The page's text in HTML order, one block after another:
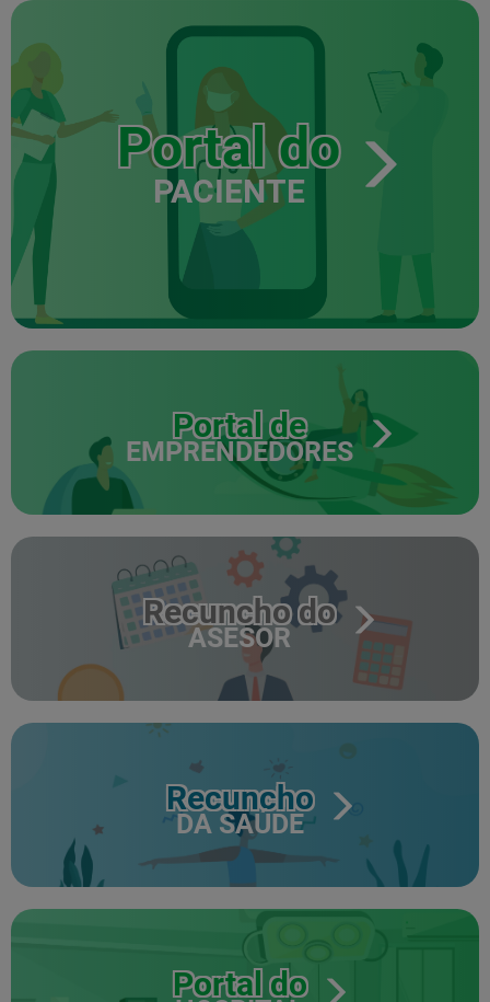
Portal do
PACIENTE
Portal de
EMPRENDEDORES
Recuncho do
ASESOR
Recuncho
DA SAÚDE
Portal do